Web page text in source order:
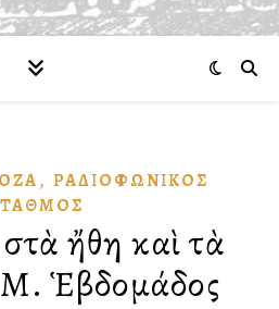
, ΡΑΔΙΟΦΩΝΙΚῸΣ
στὰ ἤθη καὶ τὰ
Μ. Ἑβδομάδος